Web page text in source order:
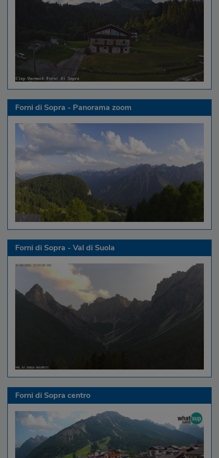
Forni di Sopra - Panorama zoom
Forni di Sopra - Val di Suola
Forni di Sopra centro